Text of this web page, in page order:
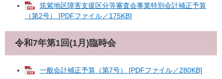
筑紫地区障害支援区分等審査会事業特別会計補正予算
（第2号） [PDFファイル／175KB]
令和7年第1回(1月)臨時会
一般会計補正予算（第7号） [PDFファイル／280KB]